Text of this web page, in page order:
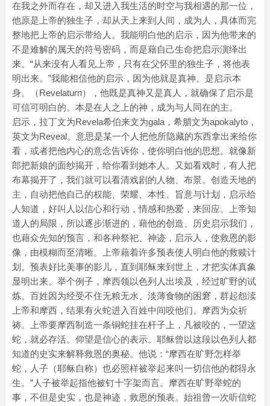
在我之外而存在，却又进入我生活的时空与我相遇的那一位，
他原是上帝的独生子，却从天上来到人间，成为人，具体而完
整地把上帝的启示带给人。我能明白他的启示，因为他带来的
不是难解的属天的符号密码，而是藉自己生命把启示演绎出
来。“从来没有人看见上帝，只有在父怀里的独生子，将他表
明出来。”我能相信他的启示，因为他就是真神。是启示本
身。（Revelaturn），他既是真神又是真人，就确保了启示是
可信可明白的。本是在人之上的神，成为与人同在的主。
启示，拉丁文为Revela希伯来文为gala，希腊文为apokalyto，
英文为Reveal。意思是某一个人把他所隐藏的东西拿出来给你
看，或者把他内心的意念告诉你，使你明白他的思想。就像新
郎把新娘的面纱揭开，给你看到她本人。又如看戏时，有人把
布幕揭开了，我们就可以看清戏剧的人物、布景。创造天地的
主，自动把他自己的权能、荣耀、本性、旨意与计划，启示给
人知道，好叫人以信心和行动，情感和热爱，来回应。上帝知
道人的局限，所以逐步渐进的，藉他的创造、历史启示我们，
也藉众先知的预言，和各种祭祀、神迹，启示人，使救恩的影
像，由模糊而至清晰。上帝藉着许多预表使人明白他的救赎计
划。预表好比美事的影儿，直到耶稣来到世上，才把实体真象
显明出来。举个例子，摩西领以色列人出埃及，经过旷野的试
炼。百姓因为经受不住无粮无水、淡薄食物的困窘，群起怨渎
上帝和摩西，结果有火蛇进入百姓中间咬他们。摩西为众祈
祷。上帝要摩西制造一条铜蛇挂在杆子上，凡被咬的，一望这
蛇，就必存活。仰望是信心的表示。耶稣曾以这段以色列人都
知道的史实来解释救恩的奥秘。他说：“摩西在旷野怎样举
蛇，人子（耶稣自称）也必照样被举起来叫一切信他的都得永
生。”人子被举起指他被钉十字架而言。摩西在旷野举蛇的
事，不但是史实，也是神迹，救恩的预表。始祖曾一次听信蛇